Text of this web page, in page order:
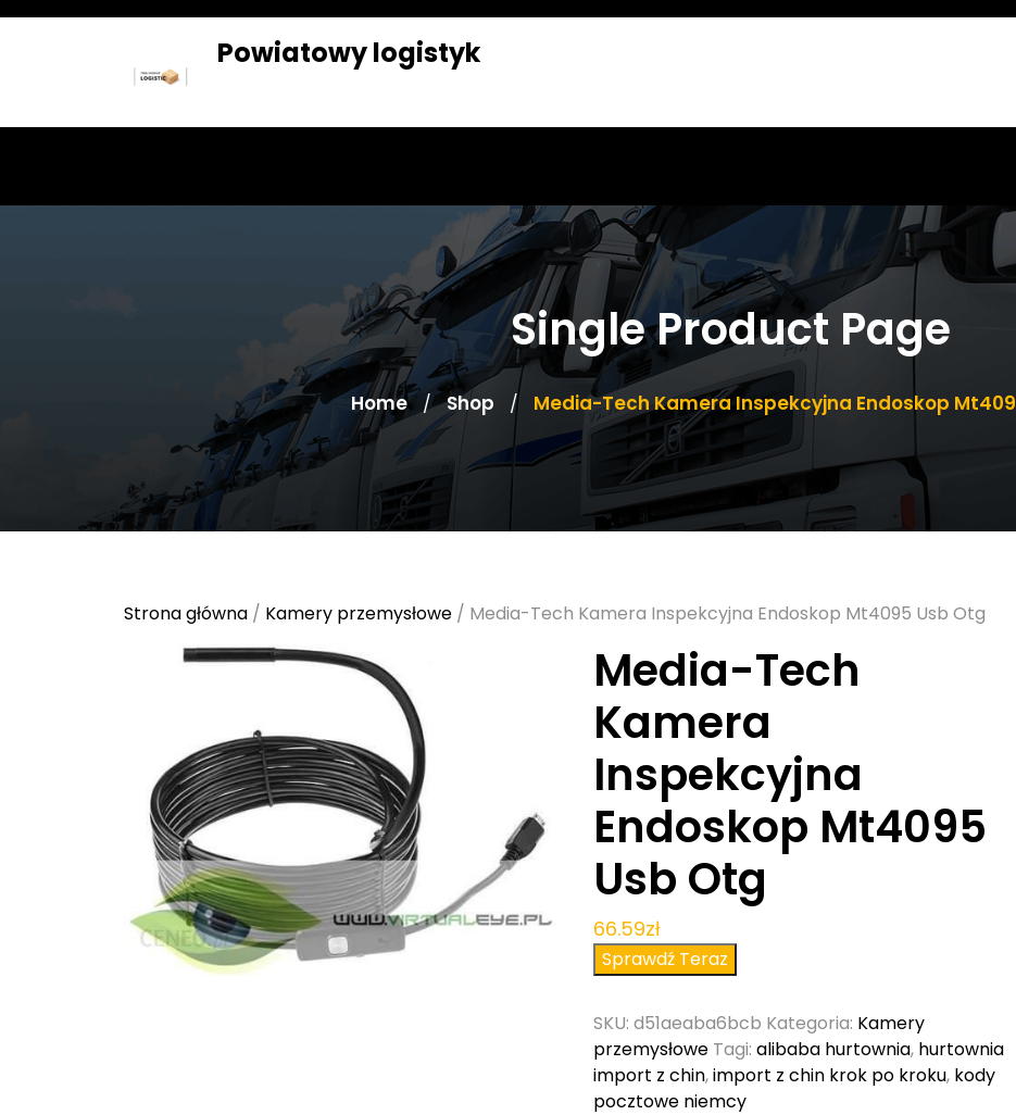
Skip
Powiatowy logistyk
Single Product Page
Home / Shop / Media-Tech Kamera Inspekcyjna Endoskop
Strona główna / Kamery przemysłowe / Media-Tech Kamera Inspekcyjna Endoskop Mt4095 Usb Otg
Media-Tech
Kamera
Inspekcyjna
Endoskop Mt4095
Usb Otg
66.59zł
Sprawdź Teraz
SKU:d51aeaba6bcb Kategoria: Kamery
przemysłowe Tagi:alibaba hurtownia, hurtownia
import z chin,import z chin krok po kroku, kody
pocztowe niemcy